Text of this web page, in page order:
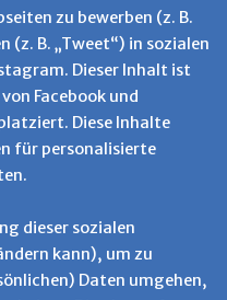
zu bewerben (z. B.
(z. B. „Tweet“) in sozialen
Dieser Inhalt ist
Facebook und
Diese Inhalte
für personalisierte
dieser sozialen
kann), um zu
Daten umgehen,